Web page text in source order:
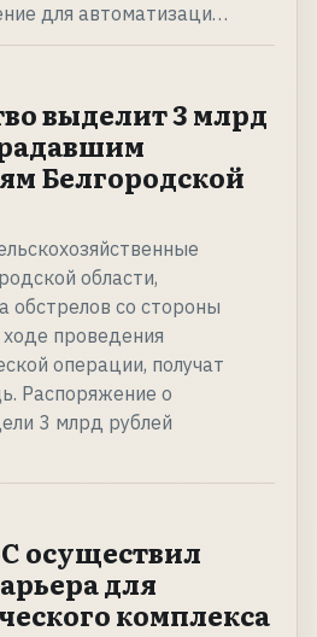
для автоматизаци…
выделит 3 млрд
Белгородской
области,
обстрелов со стороны
проведения
операции, получат
Распоряжение о
3 млрд рублей
для
комплекса